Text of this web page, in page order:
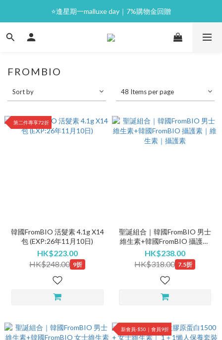
⭐逢星期一malluxe day｜7%購物金回贈
⭐逢星期一malluxe day｜7%購物金回贈
滿$397 即免運費📦 港澳極速配送｜歡迎海外訂購
⭐逢星期一malluxe day｜7%購物金回贈
FROMBIO
Sort by 48 Items per page
第二件專享72折
韓國FromBIO 活髮素 4.1g X14
包 (EXP:26年11月10日)
HK$223.00
HK$248.00 9折
聖誕組合｜韓國FromBIO 男士
維生素+韓國FromBIO 攝護素
｜維生素｜攝護素
HK$238.00
HK$318.00 7.5折
新會員-$50｜會員9折